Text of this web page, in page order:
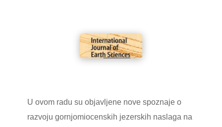
U ovom radu su objavljene nove spoznaje o
razvoju gornjomiocenskih jezerskih naslaga na